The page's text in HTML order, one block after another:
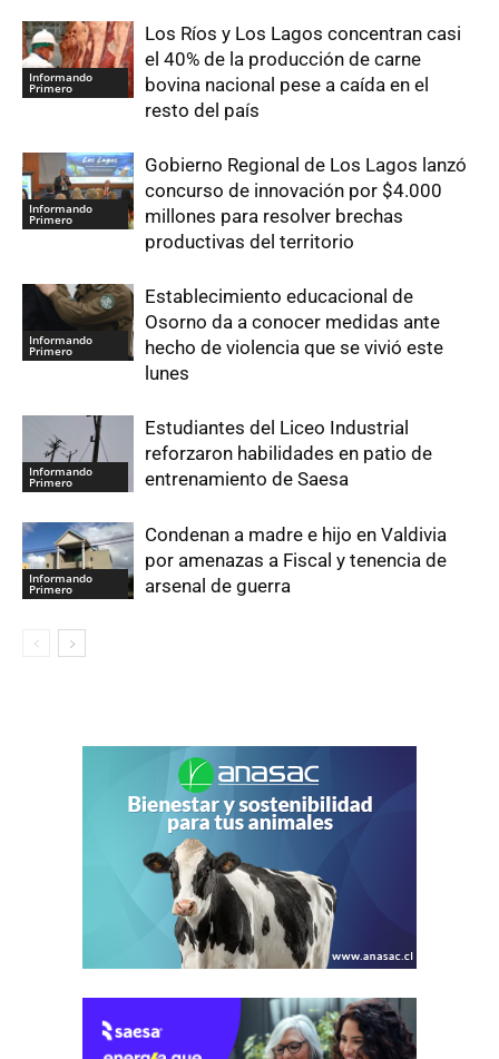
Informando
Primero
Los Ríos y Los Lagos concentran casi
el 40% de la producción de carne
bovina nacional pese a caída en el
resto del país
Informando
Primero
Gobierno Regional de Los Lagos lanzó
concurso de innovación por $4.000
millones para resolver brechas
productivas del territorio
Informando
Primero
Establecimiento educacional de
Osorno da a conocer medidas ante
hecho de violencia que se vivió este
lunes
Informando
Primero
Estudiantes del Liceo Industrial
reforzaron habilidades en patio de
entrenamiento de Saesa
Informando
Primero
Condenan a madre e hijo en Valdivia
por amenazas a Fiscal y tenencia de
arsenal de guerra